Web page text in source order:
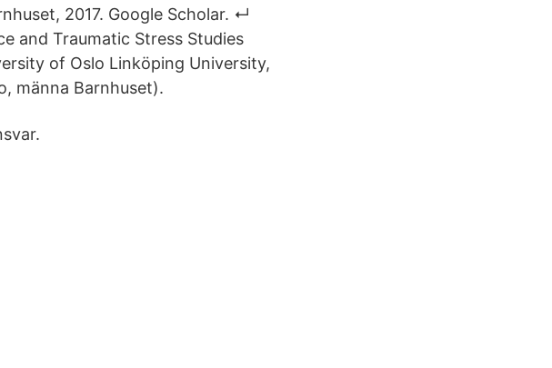
2017. Google Scholar. ↵
and Traumatic Stress Studies
of Oslo Linköping University,
männa Barnhuset).